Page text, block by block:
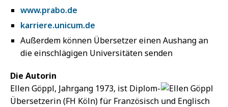
www.prabo.de
karriere.unicum.de
Außerdem können Übersetzer einen Aushang an
die einschlägigen Universitäten senden
Die Autorin
Ellen Göppl, Jahrgang 1973, ist Diplom-
Übersetzerin (FH Köln) für Französisch und Englisch